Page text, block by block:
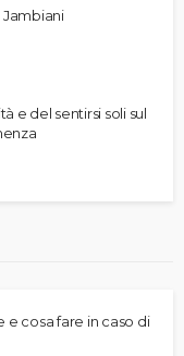
Jambiani
e del sentirsi soli sul
e cosa fare in caso di